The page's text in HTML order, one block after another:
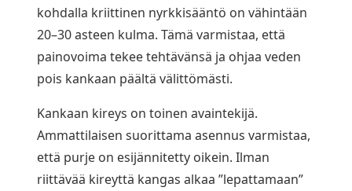
kohdalla kriittinen nyrkkisääntö on vähintään
20–30 asteen kulma. Tämä varmistaa, että
painovoima tekee tehtävänsä ja ohjaa veden
pois kankaan päältä välittömästi.
Kankaan kireys on toinen avaintekijä.
Ammattilaisen suorittama asennus varmistaa,
että purje on esijännitetty oikein. Ilman
riittävää kireyttä kangas alkaa ”lepattamaan”